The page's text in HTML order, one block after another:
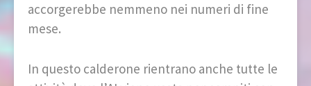
accorgerebbe nemmeno nei numeri di fine
mese.
In questo calderone rientrano anche tutte le